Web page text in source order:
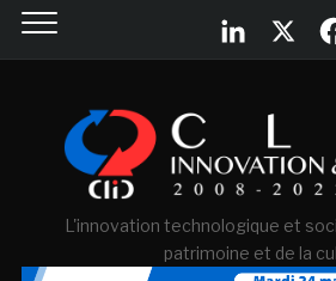
L'innovation technologique et
patrimoine et de la